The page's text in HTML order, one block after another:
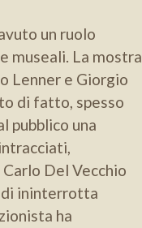
un ruolo
museali. La mostra
Lenner e Giorgio
di fatto, spesso
pubblico una
Del Vecchio
di ininterrotta
ha